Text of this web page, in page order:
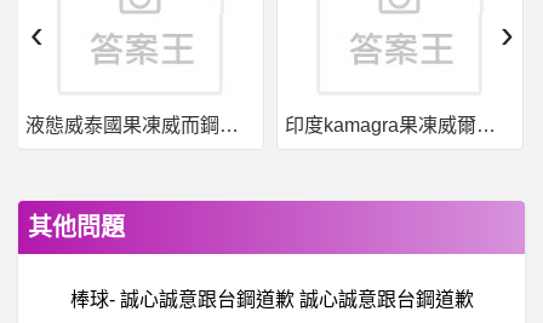
液態威泰國果凍威而鋼哪裡買 印度kamagra果凍威爾剛用於治療男性勃起功能障礙
‹ ›
其他問題
棒球- 誠心誠意跟台鋼道歉 誠心誠意跟台鋼道歉